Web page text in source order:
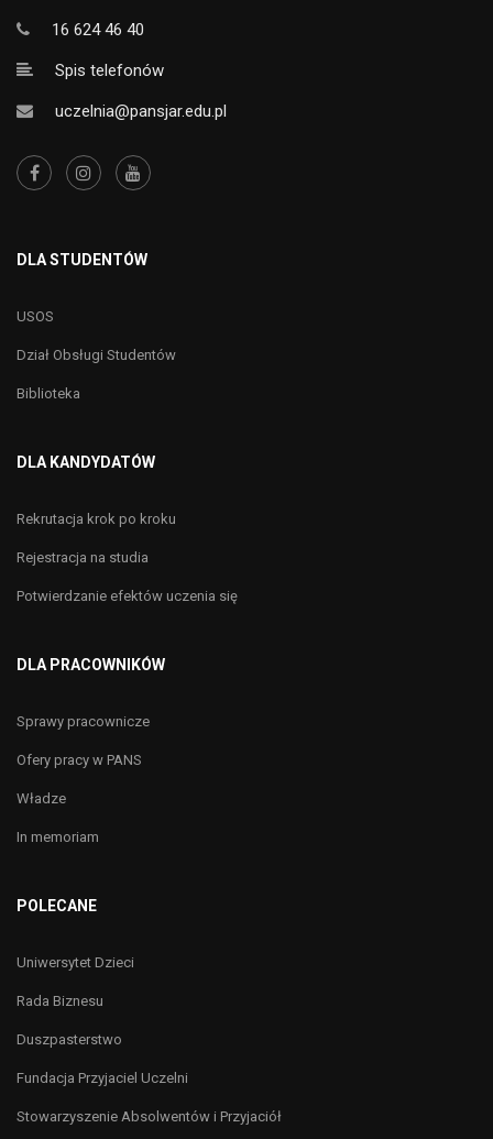
16 624 46 40
Spis telefonów
uczelnia@pansjar.edu.pl
DLA STUDENTÓW
USOS
Dział Obsługi Studentów
Biblioteka
DLA KANDYDATÓW
Rekrutacja krok po kroku
Rejestracja na studia
Potwierdzanie efektów uczenia się
DLA PRACOWNIKÓW
Sprawy pracownicze
Ofery pracy w PANS
Władze
In memoriam
POLECANE
Uniwersytet Dzieci
Rada Biznesu
Duszpasterstwo
Fundacja Przyjaciel Uczelni
Stowarzyszenie Absolwentów i Przyjaciół